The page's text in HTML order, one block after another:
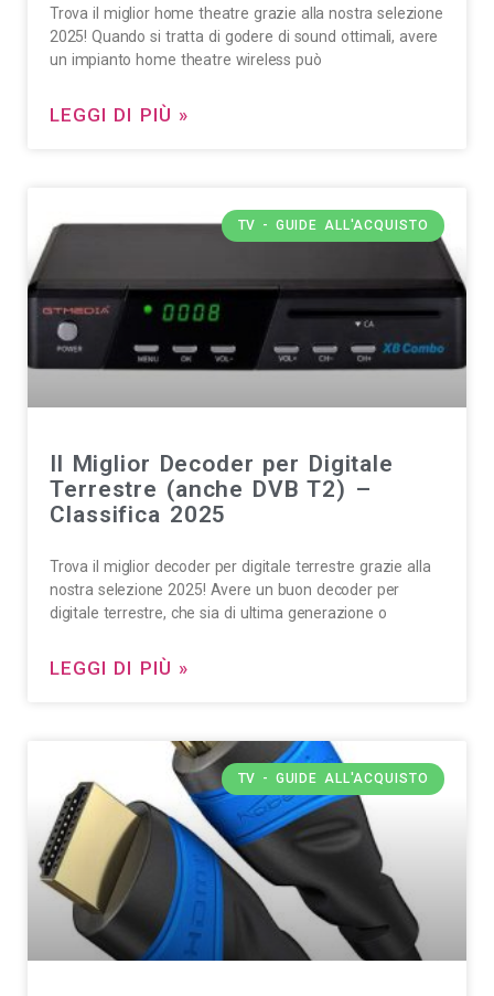
Trova il miglior home theatre grazie alla nostra selezione
2025! Quando si tratta di godere di sound ottimali, avere
un impianto home theatre wireless può
LEGGI DI PIÙ »
TV - GUIDE ALL'ACQUISTO
Il Miglior Decoder per Digitale
Terrestre (anche DVB T2) –
Classifica 2025
Trova il miglior decoder per digitale terrestre grazie alla
nostra selezione 2025! Avere un buon decoder per
digitale terrestre, che sia di ultima generazione o
LEGGI DI PIÙ »
TV - GUIDE ALL'ACQUISTO